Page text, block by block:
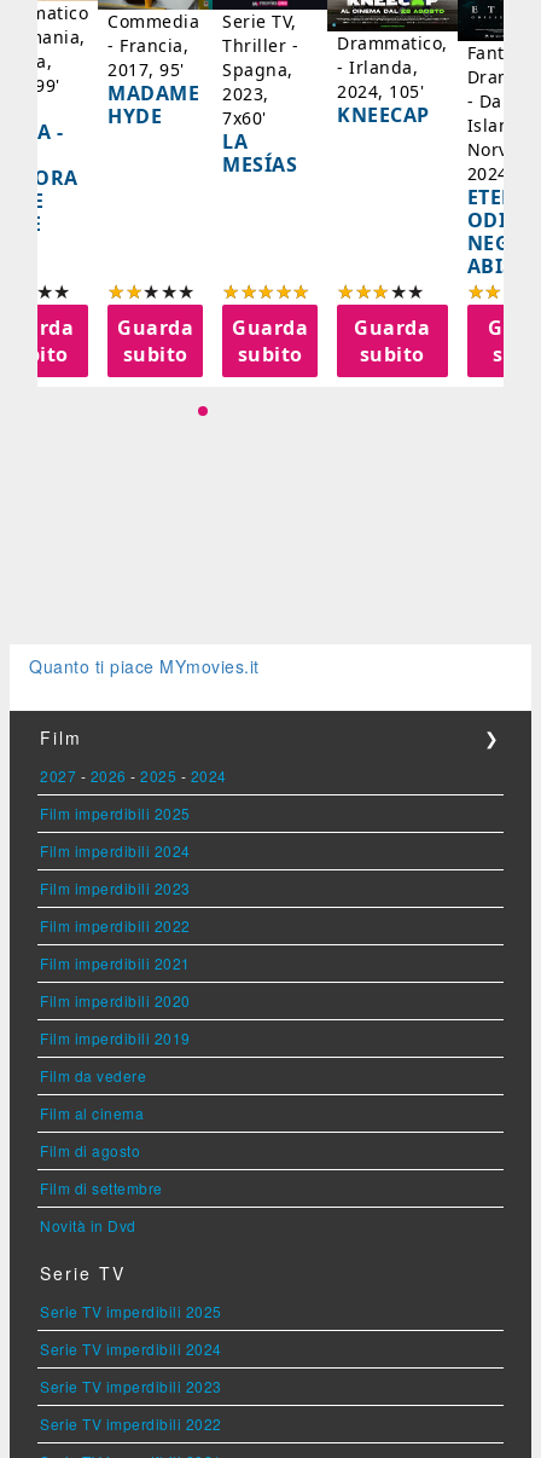
99'
-
subito
Commedia
- Francia,
2017, 95'
MADAME
HYDE
Guarda
subito
Serie TV,
Thriller -
Spagna,
2023,
7x60'
LA
MESÍAS
Guarda
subito
Drammatico,
- Irlanda,
2024, 105'
KNEECAP
Guarda
subito
-
Islanda,
2024,
NEGLI
ABISSI
Quanto ti piace MYmovies.it
Film ❯
2027 - 2026 - 2025 - 2024
Film imperdibili 2025
Film imperdibili 2024
Film imperdibili 2023
Film imperdibili 2022
Film imperdibili 2021
Film imperdibili 2020
Film imperdibili 2019
Film da vedere
Film al cinema
Film di agosto
Film di settembre
Novità in Dvd
Serie TV
Serie TV imperdibili 2025
Serie TV imperdibili 2024
Serie TV imperdibili 2023
Serie TV imperdibili 2022